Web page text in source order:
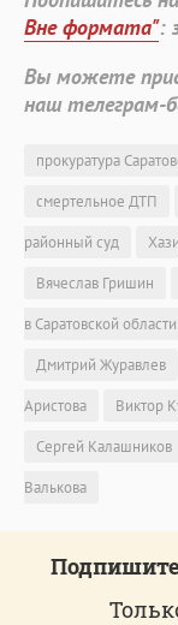
Вне формата":
Вы можете
наш телеграм-
прокуратура
смертельное ДТП
районный суд
Вячеслав Гришин
в Саратовской области
Дмитрий Журавлев
Аристова
Виктор
Сергей Калашников
Валькова